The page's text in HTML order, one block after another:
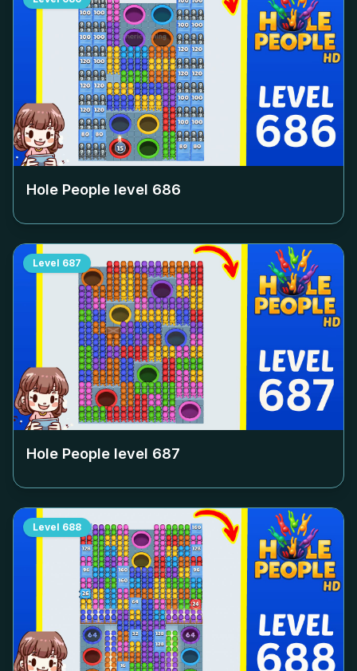
Hole People level 686
Level 687
Hole People level 687
Level 688